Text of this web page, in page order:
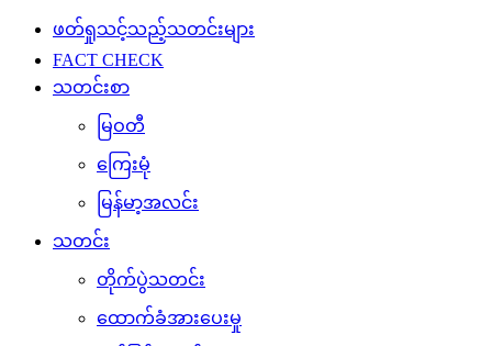
ဖတ်ရှုသင့်သည့်သတင်းများ
FACT CHECK
သတင်းစာ
မြဝတီ
ကြေးမုံ
မြန်မာ့အလင်း
သတင်း
တိုက်ပွဲသတင်း
ထောက်ခံအားပေးမှု